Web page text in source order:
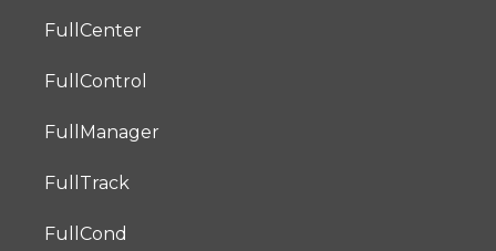
FullCenter
FullControl
FullManager
FullTrack
FullCond